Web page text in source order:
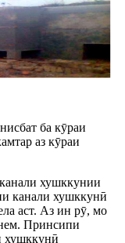
ба кӯраи
аз кӯраи
хушккунии
канали хушккунӣ
аст. Аз ин рӯ, мо
Принсипи
хушккунӣ